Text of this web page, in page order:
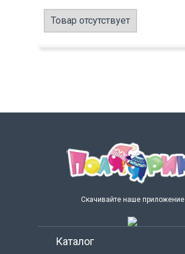
Товар отсутствует
Скачивайте наше приложение
Каталог